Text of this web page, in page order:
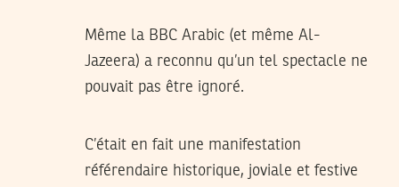
Même la BBC Arabic (et même Al-
Jazeera) a reconnu qu’un tel spectacle ne
pouvait pas être ignoré.
C’était en fait une manifestation
référendaire historique, joviale et festive